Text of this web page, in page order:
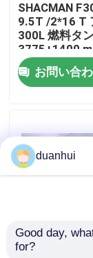
品質管理
連絡 くださ
引金 を 求め
重いダンプ
トラクター
SHACMAN
9.5T /2*16 T
300L 燃料タ
3775+1400
ールベース
お問い合
SHACMAN
duanhui
Good day,
for?